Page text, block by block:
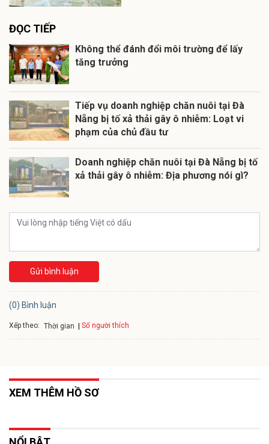
ĐỌC TIẾP
Không thể đánh đổi môi trường để lấy
tăng trưởng
Tiếp vụ doanh nghiệp chăn nuôi tại Đà
Nẵng bị tố xả thải gây ô nhiễm: Loạt vi
phạm của chủ đầu tư
Doanh nghiệp chăn nuôi tại Đà Nẵng bị tố
xả thải gây ô nhiễm: Địa phương nói gì?
Gửi bình luận
(0) Bình luận
Xếp theo: Thời gian Số người thích
XEM THÊM HỒ SƠ